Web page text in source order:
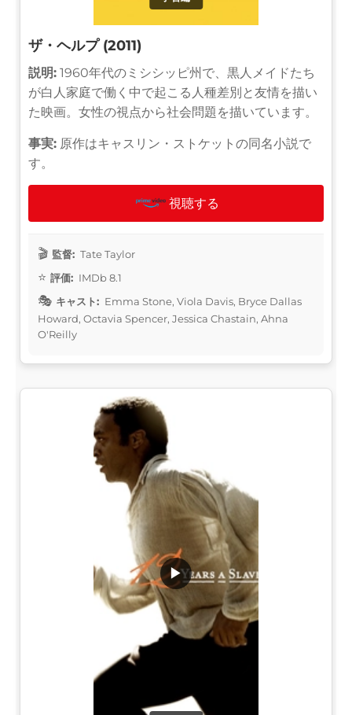
ザ・ヘルプ (2011)
説明: 1960年代のミシシッピ州で、黒人メイドたち
が白人家庭で働く中で起こる人種差別と友情を描い
た映画。女性の視点から社会問題を描いています。
事実: 原作はキャスリン・ストケットの同名小説で
す。
視聴する
監督: Tate Taylor
評価: IMDb 8.1
キャスト: Emma Stone, Viola Davis, Bryce Dallas
Howard, Octavia Spencer, Jessica Chastain, Ahna
O'Reilly
▶